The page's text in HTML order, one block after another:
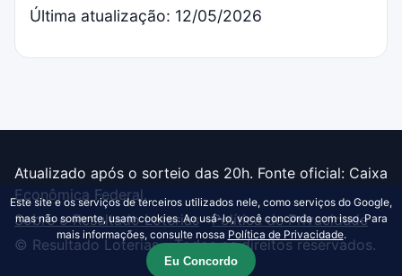
Última atualização: 12/05/2026
Atualizado após o sorteio das 20h. Fonte oficial: Caixa
Econômica Federal.
Sobre o Resultado Loterias·Política de Privacidade
© Resultado Loterias - Todos os direitos reservados.
Este site e os serviços de terceiros utilizados nele, como serviços do Google,
mas não somente, usam cookies. Ao usá-lo, você concorda com isso. Para
mais informações, consulte nossa Política de Privacidade.
Eu Concordo